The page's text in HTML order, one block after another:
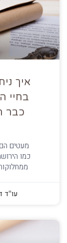
איך
בחיי
כבר
מעטים
כמו
עו''ד